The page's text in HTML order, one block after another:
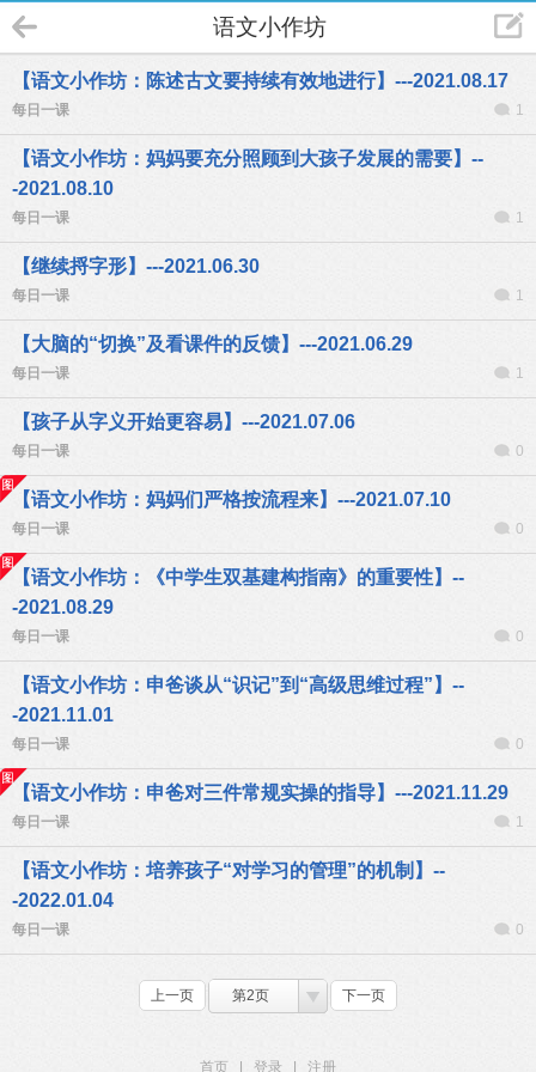
语文小作坊
【语文小作坊：陈述古文要持续有效地进行】---2021.08.17
每日一课 1
【语文小作坊：妈妈要充分照顾到大孩子发展的需要】--
-2021.08.10
每日一课 1
【继续捋字形】---2021.06.30
每日一课 1
【大脑的“切换”及看课件的反馈】---2021.06.29
每日一课 1
【孩子从字义开始更容易】---2021.07.06
每日一课 0
【语文小作坊：妈妈们严格按流程来】---2021.07.10
每日一课 0
【语文小作坊：《中学生双基建构指南》的重要性】--
-2021.08.29
每日一课 0
【语文小作坊：申爸谈从“识记”到“高级思维过程”】--
-2021.11.01
每日一课 0
【语文小作坊：申爸对三件常规实操的指导】---2021.11.29
每日一课 1
【语文小作坊：培养孩子“对学习的管理”的机制】--
-2022.01.04
每日一课 0
上一页 第2页 下一页
首页 登录 注册